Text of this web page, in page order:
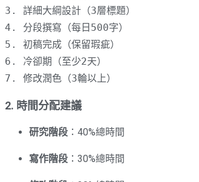
3.
4.
5.
6.
7.
修改潤色（3輪以上）
2. 時間分配建議
研究階段 ：40%總時間
寫作階段 ：30%總時間